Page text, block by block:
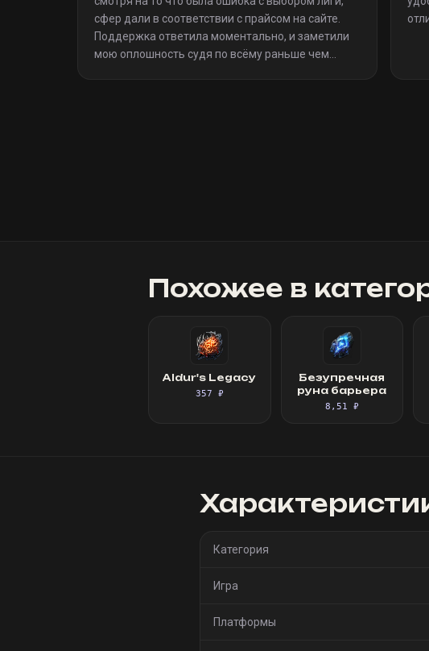
сфер дали в соответствии с прайсом на сайте.
Поддержка ответила моментально, и заметили
мою оплошность судя по всёму раньше чем
Похожее в
Aldur's Legacy
357 ₽
Безупречная
руна барьера
8,51 ₽
Категория
Игра
Платформы